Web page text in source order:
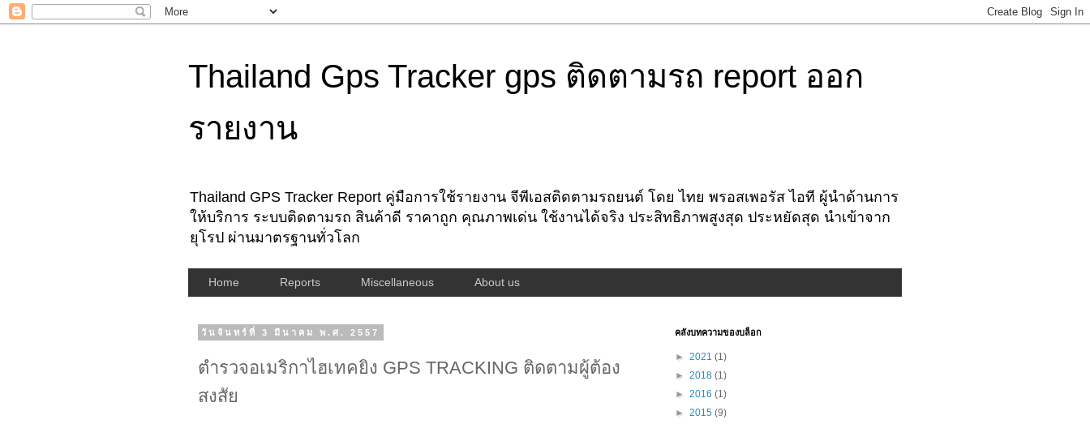
Thailand Gps Tracker gps ติดตามรถ report ออก
รายงาน
Thailand GPS Tracker Report คู่มือการใช้รายงาน จีพีเอสติดตามรถยนต์ โดย ไทย พรอสเพอรัส ไอที ผู้นำด้านการ
ให้บริการ ระบบติดตามรถ สินค้าดี ราคาถูก คุณภาพเด่น ใช้งานได้จริง ประสิทธิภาพสูงสุด ประหยัดสุด นำเข้าจาก
ยุโรป ผ่านมาตรฐานทั่วโลก
Home Reports Miscellaneous About us
วันจันทร์ที่ 3 มีนาคม พ.ศ. 2557
ตำรวจอเมริกาไฮเทคยิง GPS TRACKING ติดตามผู้ต้อง
สงสัย
คลังบทความของบล็อก
► 2021 (1)
► 2018 (1)
► 2016 (1)
► 2015 (9)